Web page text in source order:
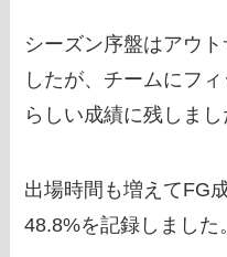
シーズン序盤はアウ
したが、チームにフ
らしい成績に残しまし
出場時間も増えてFG
48.8%を記録しました